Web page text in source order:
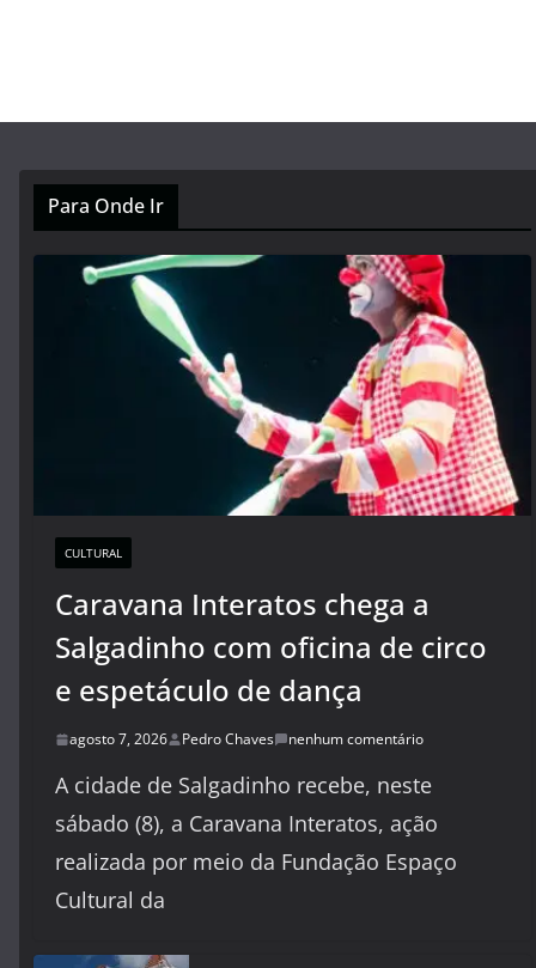
Para Onde Ir
CULTURAL
Caravana Interatos chega a
Salgadinho com oficina de circo
e espetáculo de dança
agosto 7, 2026 Pedro Chaves nenhum comentário
A cidade de Salgadinho recebe, neste
sábado (8), a Caravana Interatos, ação
realizada por meio da Fundação Espaço
Cultural da